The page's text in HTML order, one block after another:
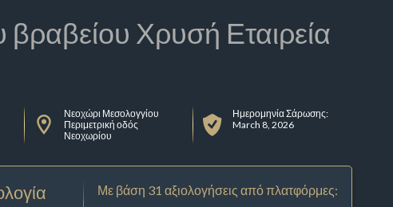
βραβείου Χρυσή Εταιρεία
Νεοχώρι Μεσολογγίου
Περιμετρική οδός
Νεοχωρίου
Ημερομηνία Σάρωσης:
March 8, 2026
Με βάση 31 αξιολογήσεις από πλατφόρμες: